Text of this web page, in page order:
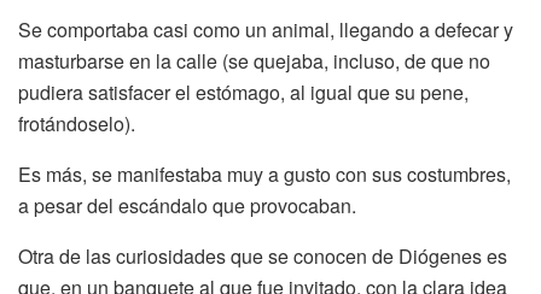
Se comportaba casi como un animal, llegando a defecar y
masturbarse en la calle (se quejaba, incluso, de que no
pudiera satisfacer el estómago, al igual que su pene,
frotándoselo).
Es más, se manifestaba muy a gusto con sus costumbres,
a pesar del escándalo que provocaban.
Otra de las curiosidades que se conocen de Diógenes es
que, en un banquete al que fue invitado, con la clara idea